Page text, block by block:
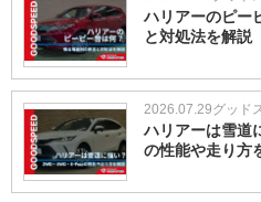
ハリアーのピー
と対処法を解説
2026.07.29グッド
ハリアーは雪道
の性能や走り方